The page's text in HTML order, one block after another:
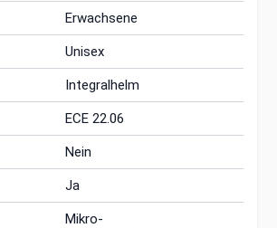
Erwachsene
Unisex
Integralhelm
ECE 22.06
Nein
Ja
Mikro-